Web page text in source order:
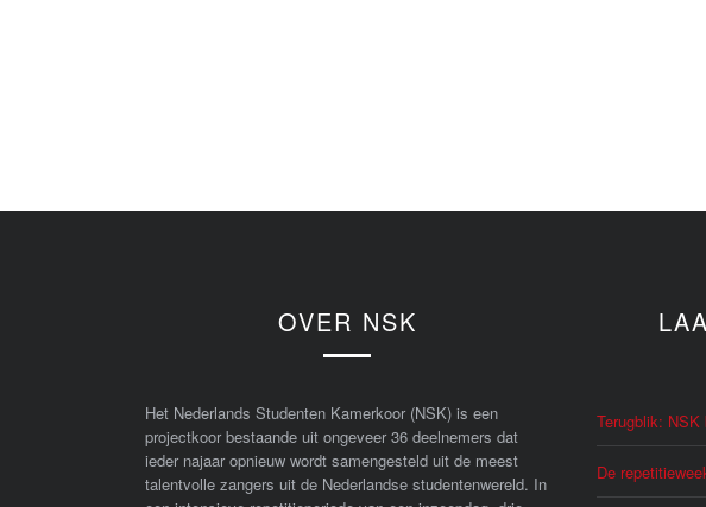
OVER NSK
Het Nederlands Studenten Kamerkoor (NSK) is een
projectkoor bestaande uit ongeveer 36 deelnemers dat
ieder najaar opnieuw wordt samengesteld uit de meest
talentvolle zangers uit de Nederlandse studentenwereld. In
Terugblik:
De